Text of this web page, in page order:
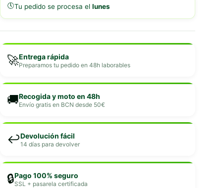
🕔Tu pedido se procesa el lunes
🚀Entrega rápida
Preparamos tu pedido en 48h laborables
🚚Recogida y moto en 48h
Envío gratis en BCN desde 50€
↩️Devolución fácil
14 días para devolver
🔒Pago 100% seguro
SSL + pasarela certificada